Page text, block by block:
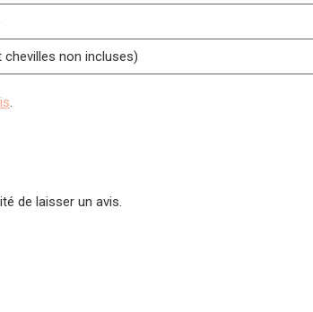
non incluses)
.
de laisser un avis.